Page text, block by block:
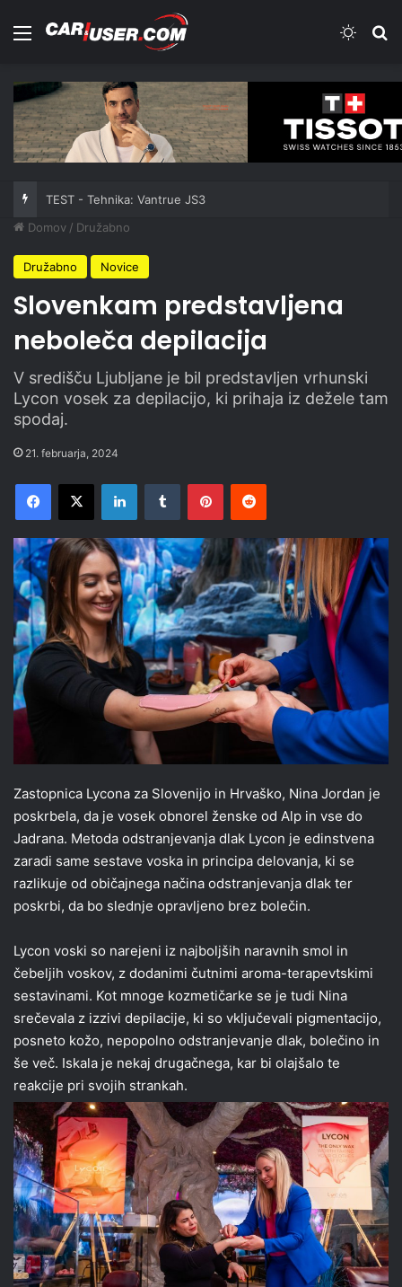
Meni
TEST - Tehnika: Vantrue JS3
Domov / Družabno
Družabno Novice
Slovenkam predstavljena
neboleča depilacija
V središču Ljubljane je bil predstavljen vrhunski
Lycon vosek za depilacijo, ki prihaja iz dežele tam
spodaj.
21. februarja, 2024
Facebook
X LinkedInTumblr PinterestReddit
Zastopnica Lycona za Slovenijo in Hrvaško, Nina Jordan je
poskrbela, da je vosek obnorel ženske od Alp in vse do
Jadrana. Metoda odstranjevanja dlak Lycon je edinstvena
zaradi same sestave voska in principa delovanja, ki se
razlikuje od običajnega načina odstranjevanja dlak ter
poskrbi, da bo slednje opravljeno brez bolečin.
Lycon voski so narejeni iz najboljših naravnih smol in
čebeljih voskov, z dodanimi čutnimi aroma-terapevtskimi
sestavinami. Kot mnoge kozmetičarke se je tudi Nina
srečevala z izzivi depilacije, ki so vključevali pigmentacijo,
posneto kožo, nepopolno odstranjevanje dlak, bolečino in
še več. Iskala je nekaj drugačnega, kar bi olajšalo te
reakcije pri svojih strankah.